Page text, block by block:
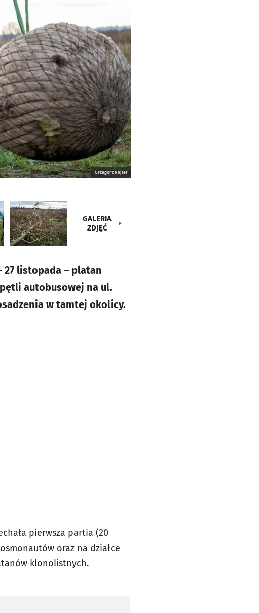
Grzegorz Rajter
GALERIA
ZDJĘĆ
27 listopada – platan
autobusowej na ul.
w tamtej okolicy.
pierwsza partia (20
oraz na działce
klonolistnych.